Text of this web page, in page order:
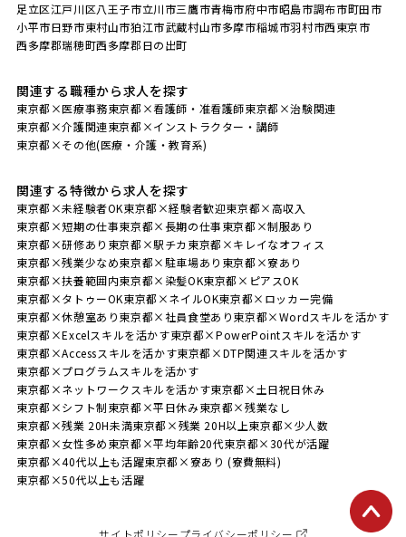
足立区江戸川区八王子市立川市三鷹市青梅市府中市昭島市調布市町田市
小平市日野市東村山市狛江市武蔵村山市多摩市稲城市羽村市西東京市
西多摩郡瑞穂町西多摩郡日の出町
関連する職種から求人を探す
東京都×医療事務東京都×看護師・准看護師東京都×治験関連
東京都×介護関連東京都×インストラクター・講師
東京都×その他(医療・介護・教育系)
関連する特徴から求人を探す
東京都×未経験者OK東京都×経験者歓迎東京都×高収入
東京都×短期の仕事東京都×長期の仕事東京都×制服あり
東京都×研修あり 東京都×駅チカ 東京都×キレイなオフィス
東京都×残業少なめ東京都×駐車場あり 東京都×寮あり
東京都×扶養範囲内東京都×染髪OK東京都×ピアスOK
東京都×タトゥーOK東京都×ネイルOK東京都×ロッカー完備
東京都×休憩室あり東京都×社員食堂あり東京都×Wordスキルを活かす
東京都×Excelスキルを活かす東京都×PowerPointスキルを活かす
東京都×Accessスキルを活かす東京都×DTP関連スキルを活かす
東京都×プログラムスキルを活かす
東京都×ネットワークスキルを活かす東京都×土日祝日休み
東京都×シフト制東京都×平日休み東京都×残業なし
東京都×残業 20H未満東京都×残業 20H以上東京都×少人数
東京都×女性多め東京都×平均年齢20代東京都×30代が活躍
東京都×40代以上も活躍東京都×寮あり (寮費無料)
東京都×50代以上も活躍